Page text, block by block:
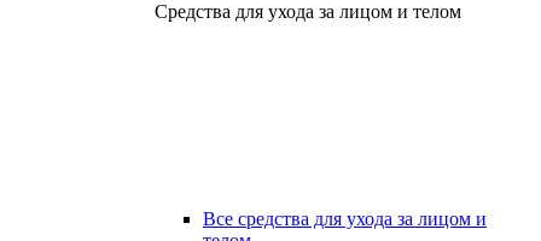
Средства для ухода за лицом и телом
Все средства для ухода за лицом и